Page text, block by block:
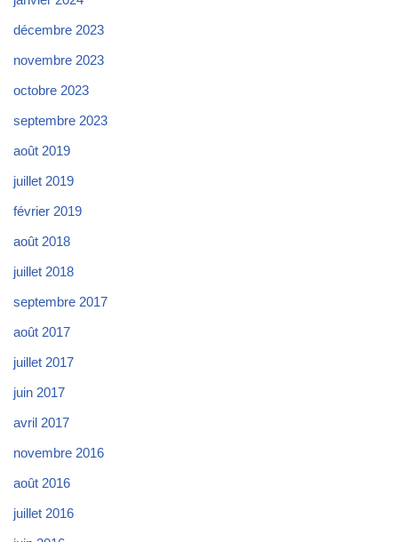
décembre 2023
novembre 2023
octobre 2023
septembre 2023
août 2019
juillet 2019
février 2019
août 2018
juillet 2018
septembre 2017
août 2017
juillet 2017
juin 2017
avril 2017
novembre 2016
août 2016
juillet 2016